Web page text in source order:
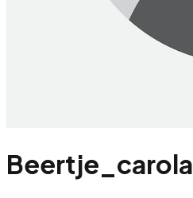
Beertje_carola